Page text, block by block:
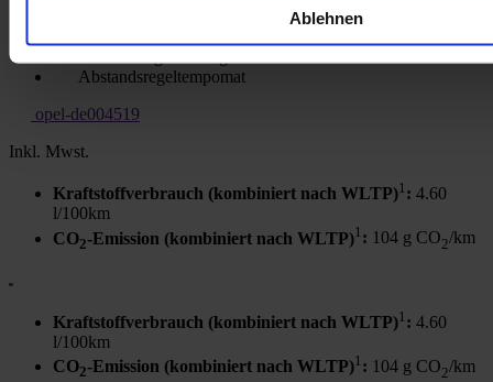
Ablehnen
Abstandsregeltempomat
opel-de004519
Inkl. Mwst.
Kraftstoffverbrauch (kombiniert nach WLTP)1 : 4.60
l/100km
CO2-Emission (kombiniert nach WLTP)1 : 104 g CO2/km
Kraftstoffverbrauch (kombiniert nach WLTP)1 : 4.60
l/100km
CO2-Emission (kombiniert nach WLTP)1 : 104 g CO2/km